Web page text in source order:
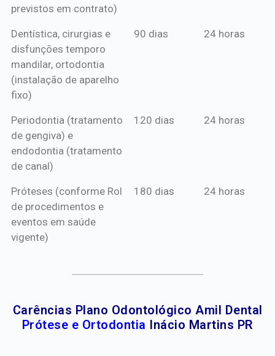
previstos em contrato)
Dentística, cirurgias e
disfunções temporo
mandilar, ortodontia
(instalação de aparelho
fixo)
90 dias 24 horas
Periodontia (tratamento
de gengiva) e
endodontia (tratamento
de canal)
120 dias 24 horas
Próteses (conforme Rol
de procedimentos e
eventos em saúde
vigente)
180 dias 24 horas
Carências Plano Odontológico Amil Dental
Prótese e Ortodontia Inácio Martins PR